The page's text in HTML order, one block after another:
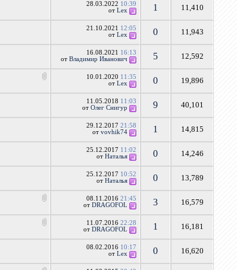
28.03.2022 10:39
отLex 1 11,410
21.10.2021 12:05
отLex 0 11,943
16.08.2021 16:13
отВладимир Иванович 5 12,592
10.01.2020 11:35
отLex 0 19,896
11.05.2018 11:03
отОлег Снигур 9 40,101
29.12.201721:58
отvovhik74 1 14,815
25.12.2017 11:02
отНаталья 0 14,246
25.12.2017 10:52
отНаталья 0 13,789
08.11.201621:45
отDRAGOFOL 3 16,579
11.07.201622:28
отDRAGOFOL 1 16,181
08.02.2016 10:17
отLex 0 16,620